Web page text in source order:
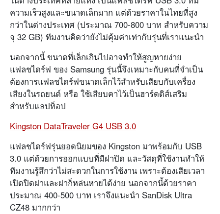
ความเร็วสูงและขนาดเล็กมาก แต่ด้วยราคาในไทยที่สูง
กว่าในต่างประเทศ (ประมาณ 700-800 บาท สำหรับความ
จุ 32 GB) ทีมงานคิดว่ายังไม่คุ้มค่าเท่ากับรุ่นที่เราแนะนำ
นอกจากนี้ ขนาดที่เล็กเกินไปอาจทำให้สูญหายง่าย
แฟลชไดร์ฟ ของ Samsung รุ่นนี้จึงเหมาะกับคนที่จำเป็น
ต้องการแฟลชไดร์ฟขนาดเล็กไว้สำหรับเสียบกับเครื่อง
เสียงในรถยนต์ หรือ ใช้เสียบคาไว้เป็นฮาร์ดดิส์เสริม
สำหรับแลปท็อป
Kingston DataTraveler G4 USB 3.0
แฟลชไดร์ฟรุ่นยอดนิยมของ Kingston มาพร้อมกับ USB
3.0 แต่ด้วยการออกแบบที่มีฝาปิด และวัสดุที่ใช้งานทำให้
ทีมงานรู้สึกว่าไม่สะดวกในการใช้งาน เพราะต้องเสียเวลา
เปิดปิดฝาและฝาก็หล่นหายได้ง่าย นอกจากนี้ด้วยราคา
ประมาณ 400-500 บาท เราจึงแนะนำ SanDisk Ultra
CZ48 มากกว่า